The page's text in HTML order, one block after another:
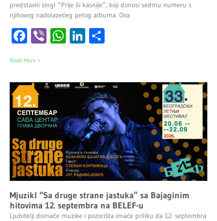
predstavili singl “Prije ili kasnije”, koji donosi sedmu numeru s
njihovog nadolazećeg petog albuma. Ova
Facebook
ViberWhatsApp
LinkedIn
Read More »
Mjuzikl “Sa druge strane jastuka” sa Bajaginim
hitovima 12. septembra na BELEF-u
Ljubitelji domaće muzike i pozorišta imaće priliku da 12. septembra